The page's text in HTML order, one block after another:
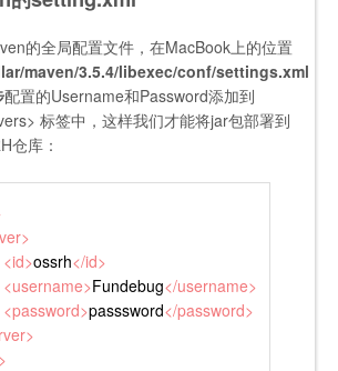
的全局配置文件，在MacBook上的位置
maven/3.5.4/libexec/conf/settings.xml
配置的Username和Password添加到
标签中，这样我们才能将jar包部署到
仓库：
>
<id>ossrh</id>
<username>Fundebug</username>
<password>passsword</password>
>
>